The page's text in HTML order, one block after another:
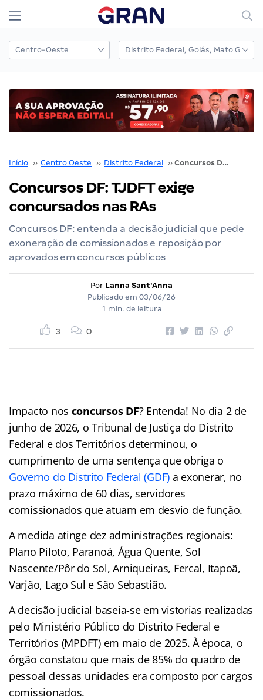
Início ›› Centro Oeste ›› Distrito Federal ›› Concursos DF: TJDFT exige concursados nas RAs
Concursos DF: TJDFT exige
concursados nas RAs
Concursos DF: entenda a decisão judicial que pede
exoneração de comissionados e reposição por
aprovados em concursos públicos
Por Lanna Sant'Anna
Publicado em 03/06/26
1 min. de leitura
3 0
Impacto nos concursos DF? Entenda! No dia 2 de
junho de 2026, o Tribunal de Justiça do Distrito
Federal e dos Territórios determinou, o
cumprimento de uma sentença que obriga o
Governo do Distrito Federal (GDF) a exonerar, no
prazo máximo de 60 dias, servidores
comissionados que atuam em desvio de função.
A medida atinge dez administrações regionais:
Plano Piloto, Paranoá, Água Quente, Sol
Nascente/Pôr do Sol, Arniqueiras, Fercal, Itapoã,
Varjão, Lago Sul e São Sebastião.
A decisão judicial baseia-se em vistorias realizadas
pelo Ministério Público do Distrito Federal e
Territórios (MPDFT) em maio de 2025. À época, o
órgão constatou que mais de 85% do quadro de
pessoal dessas unidades era composto por cargos
comissionados.